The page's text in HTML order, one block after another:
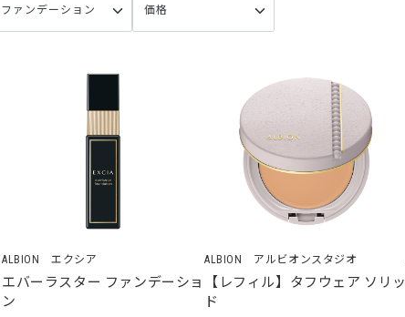
ALBION エクシア
エバーラスター ファンデーショ
ン
ALBION アルビオンスタジオ
【レフィル】タフウェア ソリッ
ド